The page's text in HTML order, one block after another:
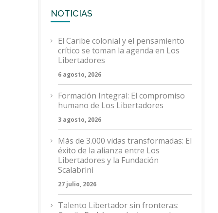
NOTICIAS
El Caribe colonial y el pensamiento
crítico se toman la agenda en Los
Libertadores
6 agosto, 2026
Formación Integral: El compromiso
humano de Los Libertadores
3 agosto, 2026
Más de 3.000 vidas transformadas: El
éxito de la alianza entre Los
Libertadores y la Fundación
Scalabrini
27 julio, 2026
Talento Libertador sin fronteras: